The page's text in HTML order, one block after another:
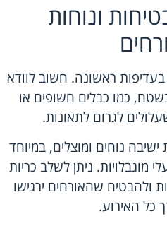
ונוחות
ראשונה. חשוב לוודא
כמו כבלים חשופים או
לגרום לתאונות.
נוחים ומוצלים, במיוחד
מוגבלויות. ניתן לשלב כריות
ולהבטיח שהאורחים ירגישו
כל האירוע.